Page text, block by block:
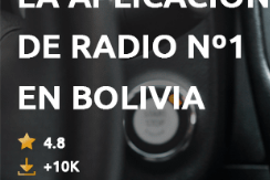
Bésame CR